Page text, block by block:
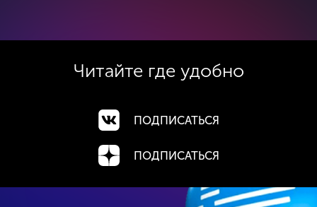
Читайте гдеудобно
ПОДПИСАТЬСЯ
ПОДПИСАТЬСЯ